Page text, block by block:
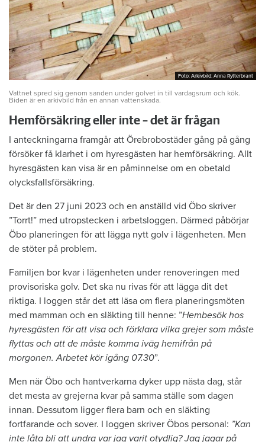
Foto: Arkivbild: Anna Rytterbrant
Foto: Arkivbild: Anna Rytterbrant
Vattnet spred sig genom sanden under golvet in till vardagsrum och kök.
Biden är en arkivbild från en annan vattenskada.
Hemförsäkring eller inte – det är frågan
I anteckningarna framgår att Örebrobostäder gång på gång
försöker få klarhet i om hyresgästen har hemförsäkring. Allt
hyresgästen kan visa är en påminnelse om en obetald
olycksfallsförsäkring.
Det är den 27 juni 2023 och en anställd vid Öbo skriver
”Torrt!” med utropstecken i arbetsloggen. Därmed påbörjar
Öbo planeringen för att lägga nytt golv i lägenheten. Men
de stöter på problem.
Familjen bor kvar i lägenheten under renoveringen med
provisoriska golv. Det ska nu rivas för att lägga dit det
riktiga. I loggen står det att läsa om flera planeringsmöten
med mamman och en släkting till henne: ”Hembesök hos
hyresgästen för att visa och förklara vilka grejer som måste
flyttas och att de måste komma iväg hemifrån på
morgonen. Arbetet kör igång 07.30”.
Men när Öbo och hantverkarna dyker upp nästa dag, står
det mesta av grejerna kvar på samma ställe som dagen
innan. Dessutom ligger flera barn och en släkting
fortfarande och sover. I loggen skriver Öbos personal: ”Kan
inte låta bli att undra var jag varit otydlig? Jag jagar på